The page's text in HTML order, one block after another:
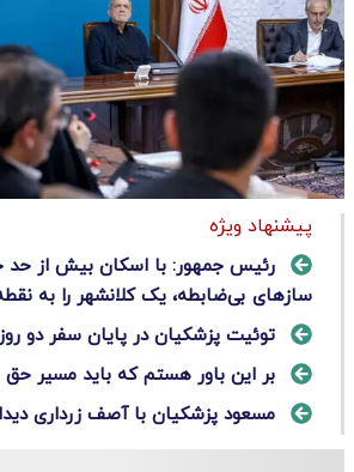
پیشنهاد ویژه
رئیس جمهور: با اسکان بیش از
سازهای بی‌ضابطه، یک کلانشهر را به
توئیت پزشکیان در پایان سفر دو
بر این باور هستم که باید مسیر حق
مسعود پزشکیان با آصف زرداری